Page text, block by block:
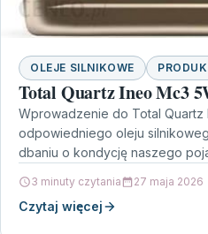
OLEJE SILNIKOWE
Total Quartz Ineo Mc3
Wprowadzenie do Total Quartz
odpowiedniego oleju
dbaniu o kondycję naszego
3 minuty czytania 27 maja 2026
Czytaj więcej